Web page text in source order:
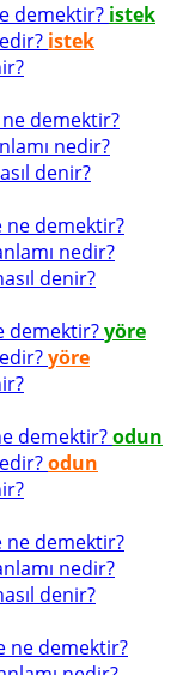
demektir? istek
istek
demektir?
nedir?
denir?
ne demektir?
nedir?
denir?
demektir?yöre
yöre
demektir?odun
odun
ne demektir?
nedir?
denir?
ne demektir?